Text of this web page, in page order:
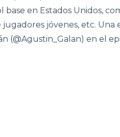
base en Estados Unidos,
jóvenes, etc. Una
(@Agustin_Galan) en el